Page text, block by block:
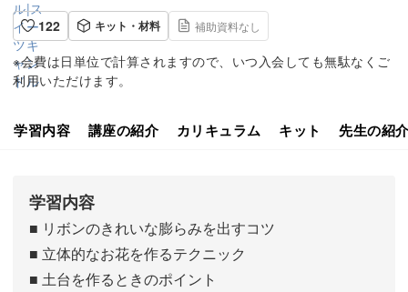
122
キット・材料 補助資料なし
※会費は日単位で計算されますので、いつ入会しても無駄なくご
利用いただけます。
学習内容 講座の紹介 カリキュラム キット 先生の紹
学習内容
■ リボンのきれいな膨らみを出すコツ
■ 立体的なお花を作るテクニック
■ 土台を作るときのポイント